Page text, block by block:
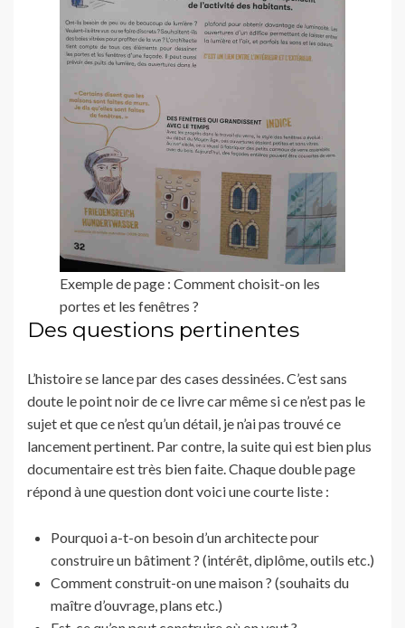
Exemple de page : Comment choisit-on les
portes et les fenêtres ?
Des questions pertinentes
L’histoire se lance par des cases dessinées. C’est sans
doute le point noir de ce livre car même si ce n’est pas le
sujet et que ce n’est qu’un détail, je n’ai pas trouvé ce
lancement pertinent. Par contre, la suite qui est bien plus
documentaire est très bien faite. Chaque double page
répond à une question dont voici une courte liste :
Pourquoi a-t-on besoin d’un architecte pour
construire un bâtiment ? (intérêt, diplôme, outils etc.)
Comment construit-on une maison ? (souhaits du
maître d’ouvrage, plans etc.)